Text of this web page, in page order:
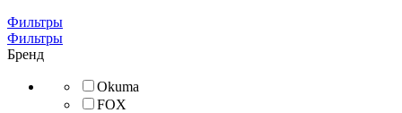
Фильтры
Фильтры
Бренд
Okuma
FOX